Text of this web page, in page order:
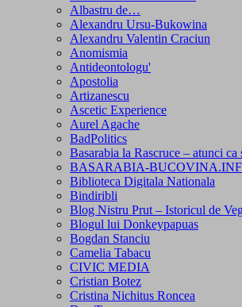
Albastru de…
Alexandru Ursu-Bukowina
Alexandru Valentin Craciun
Anomismia
Antideontologu'
Apostolia
Artizanescu
Ascetic Experience
Aurel Agache
BadPolitics
Basarabia la Rascruce – atunci ca
BASARABIA-
Biblioteca Digitala Nationala
Bindiribli
Blog Nistru Prut – Istoricul de
Blogul lui Donkeypapuas
Bogdan Stanciu
Camelia Tabacu
CIVIC MEDIA
Cristian Botez
Cristina Nichitus Roncea